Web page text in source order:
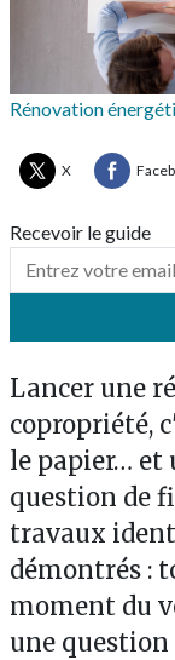
Rénovation
X
Recevoir le guide
Lancer une
copropriété,
le papier… et
question de
travaux
démontrés :
moment du
une